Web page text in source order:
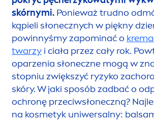
skórnymi. Ponieważ trudno
kąpieli słonecznych w piękny
powinnyśmy zapominać o
twarzy i ciała przez cały rok.
oparzenia słoneczne mogą w
stopniu zwiększyć ryzyko
skóry. W jaki sposób zadbać o
ochronę przeciwsłoneczną?
na kosmetyk uniwersalny: